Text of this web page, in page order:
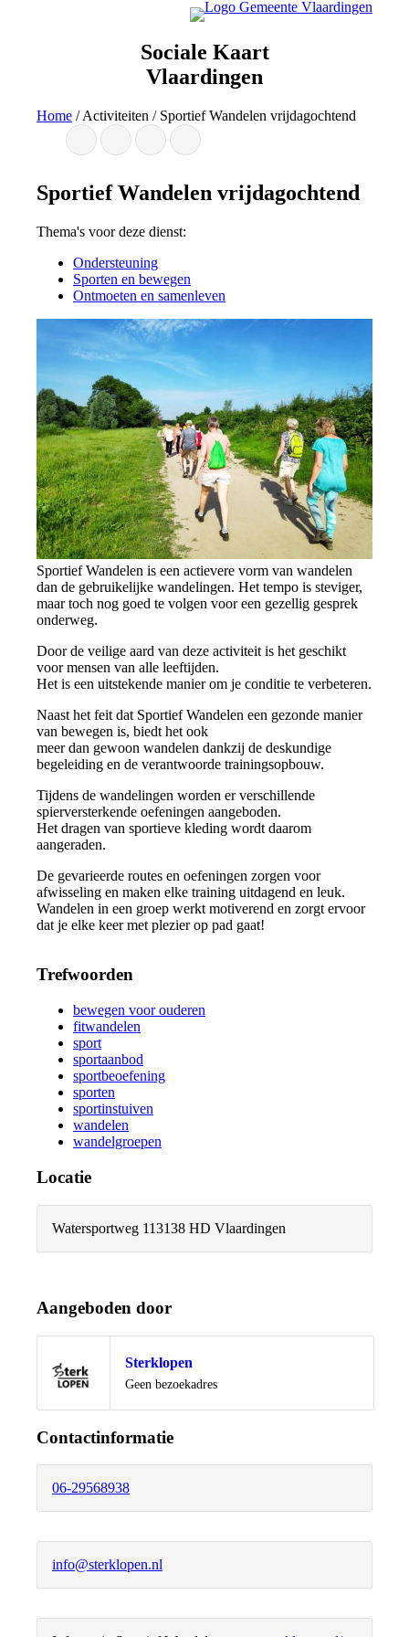
Sociale Kaart
Vlaardingen
Home /Activiteiten / Sportief Wandelen vrijdagochtend
Sportief Wandelen vrijdagochtend
Thema's voor deze dienst:
Ondersteuning
Sporten en bewegen
Ontmoeten en samenleven
Sportief Wandelen is een actievere vorm van wandelen
dan de gebruikelijke wandelingen. Het tempo is steviger,
maar toch nog goed te volgen voor een gezellig gesprek
onderweg.
Door de veilige aard van deze activiteit is het geschikt
voor mensen van alle leeftijden.
Het is een uitstekende manier om je conditie te verbeteren.
Naast het feit dat Sportief Wandelen een gezonde manier
van bewegen is, biedt het ook
meer dan gewoon wandelen dankzij de deskundige
begeleiding en de verantwoorde trainingsopbouw.
Tijdens de wandelingen worden er verschillende
spierversterkende oefeningen aangeboden.
Het dragen van sportieve kleding wordt daarom
aangeraden.
De gevarieerde routes en oefeningen zorgen voor
afwisseling en maken elke training uitdagend en leuk.
Wandelen in een groep werkt motiverend en zorgt ervoor
dat je elke keer met plezier op pad gaat!
Trefwoorden
bewegen voor ouderen
fitwandelen
sport
sportaanbod
sportbeoefening
sporten
sportinstuiven
wandelen
wandelgroepen
Locatie
Watersportweg 113138 HD Vlaardingen
Aangeboden door
Sterklopen
Locatie
Geen bezoekadres
Contactinformatie
06-29568938
info@sterklopen.nl